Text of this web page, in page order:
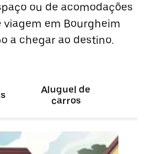
ou de acomodações
viagem em Bourgheim
a chegar ao destino.
Aluguel de
carros